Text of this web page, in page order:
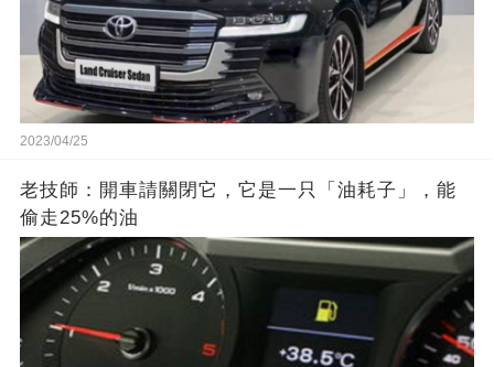
2023/04/25
老技師：開車請關閉它，它是一只「油耗子」，能
偷走25%的油